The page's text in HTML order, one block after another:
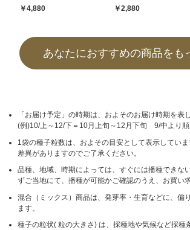
￥4,880
￥2,880
あなたにおすすめの商品をも
「お届け予定」の時期は、およそのお届け時期を表
(例)10/上～12/下＝10月上旬～12月下旬 9/中より
1袋の種子粒数は、およその目安として表示してい
差異がありますのでご了承ください。
品種、地域、時期によっては、すぐには播種できな
ずご当地にて、播種が可能かご確認のうえ、お買い
混合（ミックス）商品は、発芽率・生育などに、偏
ます。
種子の粒状( 粒の大きさ) は、採種地や気候など採種